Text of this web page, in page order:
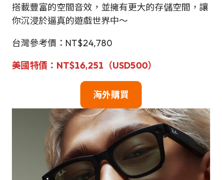
搭載豐富的空間音效，並擁有更大的存儲空間，讓
你沉浸於逼真的遊戲世界中～
台灣參考價：NT$24,780
美國特價：NT$16,251（USD500）
海外購買